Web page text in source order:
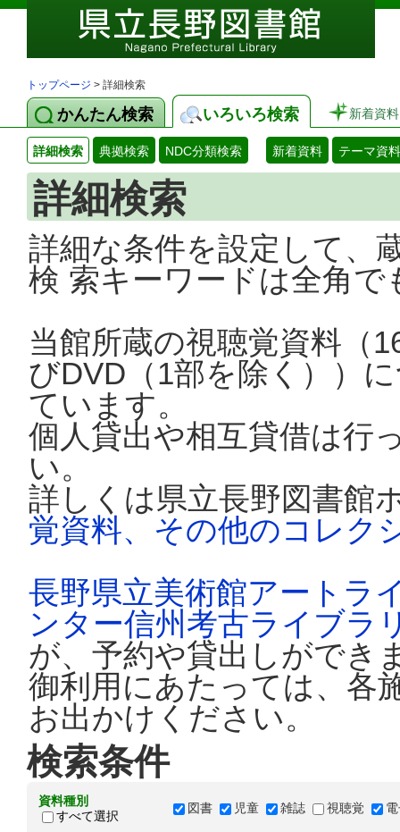
トップページ > 詳細検索
かんたん検索 いろいろ検索 新着資料
詳細検索 典拠検索 NDC分類検索 新着資料 テーマ資料
詳細検索
詳細な条件を設定して、
検 索キーワードは全角
当館所蔵の視聴覚資料（
びDVD（1部を除く））
ています。
個人貸出や相互貸借は行
い。
詳しくは県立長野図書館
覚資料、その他のコレク
長野県立美術館アートラ
ンター信州考古ライブラ
が、予約や貸出しができ
御利用にあたっては、各
お出かけください。
検索条件
資料種別
すべて選択
図書 児童 雑誌 視聴覚